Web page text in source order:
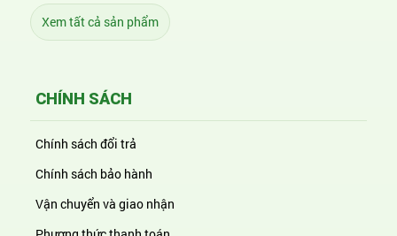
Xem tất cả sản phẩm
CHÍNH SÁCH
Chính sách đổi trả
Chính sách bảo hành
Vận chuyển và giao nhận